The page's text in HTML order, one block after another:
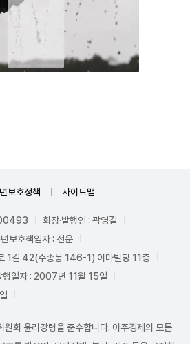
보호정책 사이트맵
00493
회장·발행인 : 곽영길
보호책임자 : 전운
1길 42(수송동 146-1) 이마빌딩 11층
행일자 : 2007년 11월 15일
원회 윤리강령을 준수합니다. 아주경제의 모든